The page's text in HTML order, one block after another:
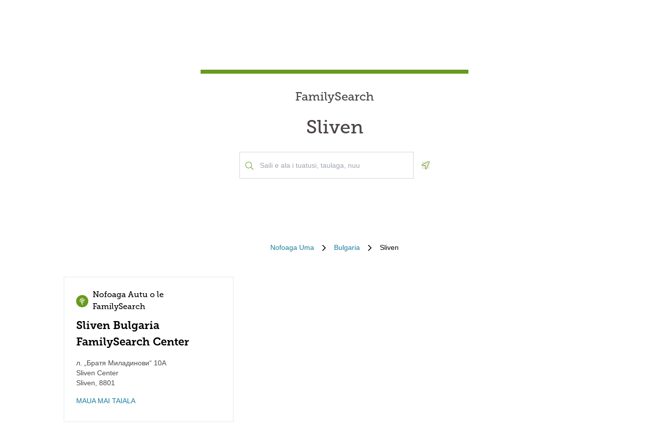
FamilySearch
Sliven
Nofoaga Uma Bulgaria Sliven
Nofoaga Autu o le
FamilySearch
Sliven Bulgaria
FamilySearch Center
л. „Братя Миладинови“ 10А
Sliven Center
Sliven 8801
MAUA MAI TAIALA